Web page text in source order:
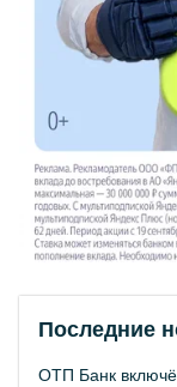
Последние
ОТП Банк